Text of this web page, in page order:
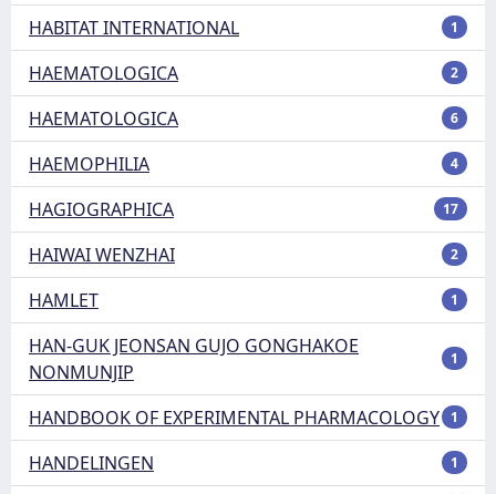
HABITAT INTERNATIONAL 1
HAEMATOLOGICA 2
HAEMATOLOGICA 6
HAEMOPHILIA 4
HAGIOGRAPHICA 17
HAIWAI WENZHAI 2
HAMLET 1
HAN-GUK JEONSAN GUJO GONGHAKOE
NONMUNJIP
1
HANDBOOK OF EXPERIMENTAL PHARMACOLOGY 1
HANDELINGEN 1